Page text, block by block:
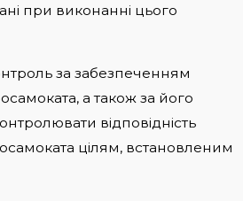
при виконанні цього
за забезпеченням
а також за його
відповідність
цілям, встановленим